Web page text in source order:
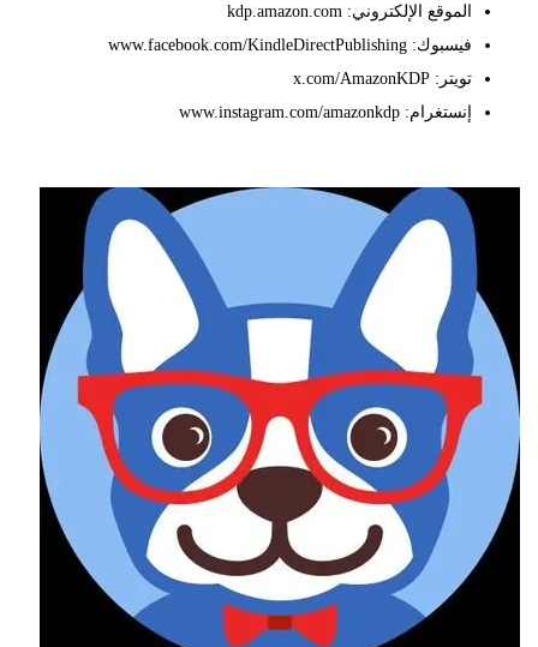
الموقع الإلكتروني: kdp.amazon.com
فيسبوك: www.facebook.com/KindleDirectPublishing
تويتر: x.com/AmazonKDP
إنستغرام: www.instagram.com/amazonkdp